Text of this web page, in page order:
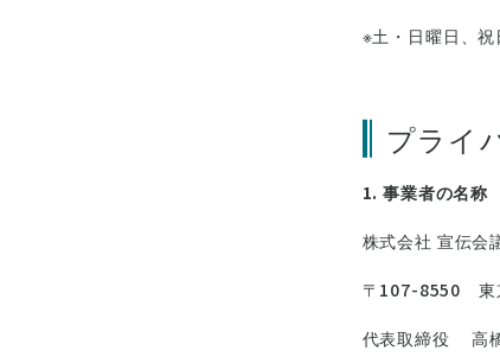
※土・日曜日、
プライ
1. 事業者の名称
株式会社 宣伝会
〒107-8550 東
代表取締役 高